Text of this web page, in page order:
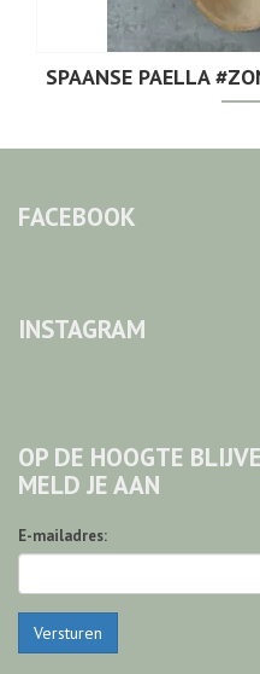
SPAANSE PAELLA
FACEBOOK
INSTAGRAM
OP DE HOOGTE
MELD JE AAN
E-mailadres:
Versturen